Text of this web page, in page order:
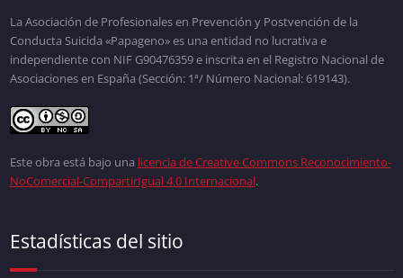
La Asociación de Profesionales en Prevención y Postvención de la
Conducta Suicida «Papageno» es una entidad no lucrativa e
independiente con NIF G90476359 e inscrita en el Registro Nacional de
Asociaciones en España (Sección: 1ª/ Número Nacional: 619143).
Este obra está bajo una licencia de Creative Commons Reconocimiento-
NoComercial-CompartirIgual 4.0 Internacional.
Estadísticas del sitio